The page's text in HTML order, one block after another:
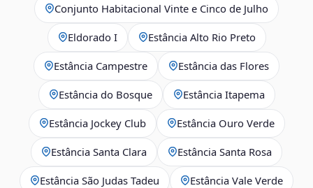
Conjunto Habitacional Vinte e Cinco de Julho
Eldorado I Estância Alto Rio Preto
Estância Campestre Estância das Flores
Estância do Bosque Estância Itapema
Estância Jockey Club Estância Ouro Verde
Estância Santa Clara Estância Santa Rosa
Estância São Judas Tadeu Estância Vale Verde